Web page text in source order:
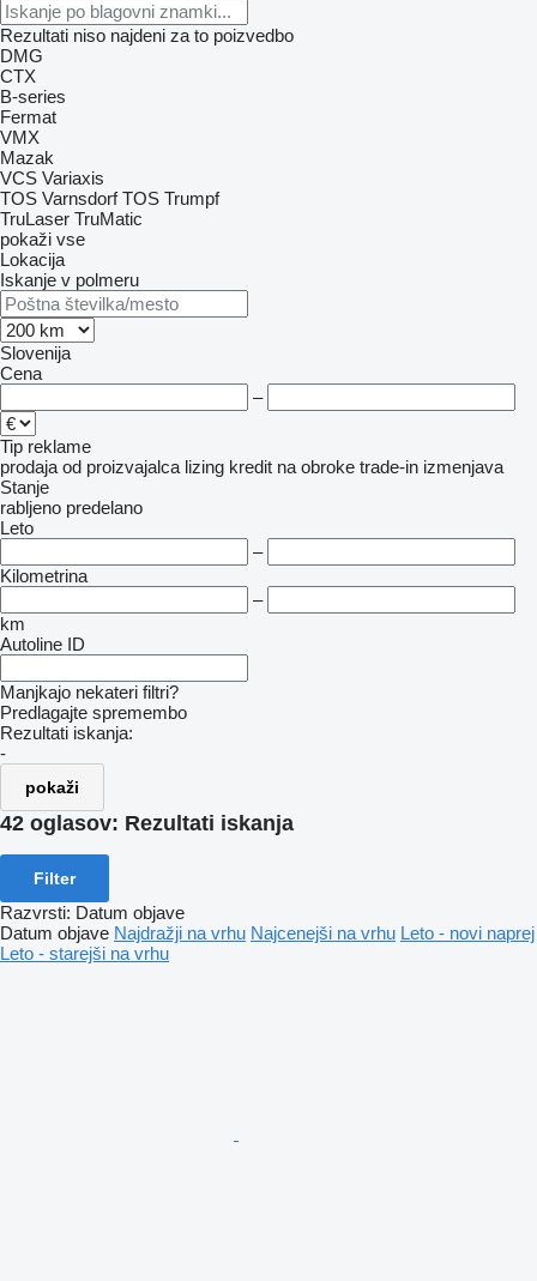
Rezultati niso najdeni za to poizvedbo
DMG
CTX
B-series
Fermat
VMX
Mazak
VCS Variaxis
TOS Varnsdorf TOS Trumpf
TruLaser TruMatic
pokaži vse
Lokacija
Iskanje v polmeru
Slovenija
Cena
–
Tip reklame
prodaja od proizvajalca lizing kredit na obroke trade-in izmenjava
Stanje
rabljeno predelano
Leto
–
Kilometrina
–
km
Autoline ID
Manjkajo nekateri filtri?
Predlagajte spremembo
Rezultati iskanja:
-
pokaži
42 oglasov: Rezultati iskanja
Filter
Razvrsti: Datum objave
Datum objave Najdražji na vrhu Najcenejši na vrhu Leto - novi naprej
Leto - starejši na vrhu